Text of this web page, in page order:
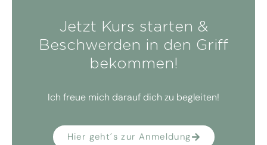
Jetzt Kurs starten &
Beschwerden in den Griff
bekommen!
Ich freue mich darauf dich zu begleiten!
Hier geht´s zur Anmeldung